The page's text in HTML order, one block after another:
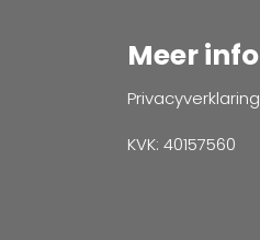
Meer info
Privacyverklaring
KVK: 40157560